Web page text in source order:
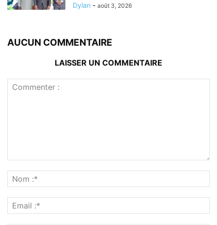
Dylan - août 3, 2026
AUCUN COMMENTAIRE
LAISSER UN COMMENTAIRE